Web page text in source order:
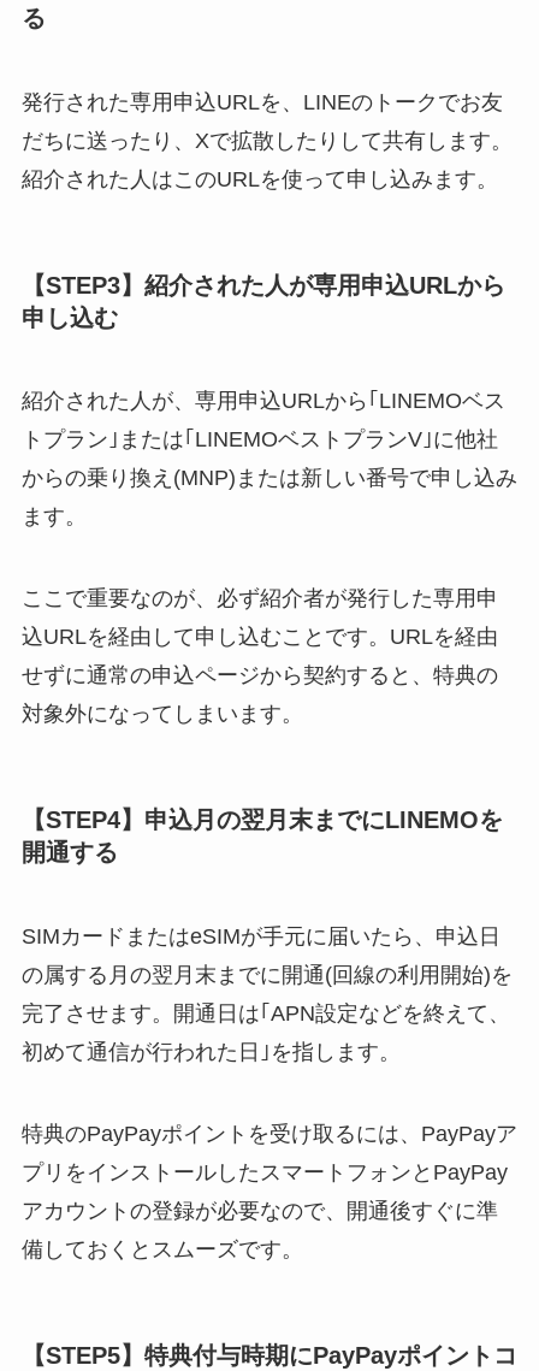
る
発行された専用申込URLを、LINEのトークでお友
だちに送ったり、Xで拡散したりして共有します。
紹介された人はこのURLを使って申し込みます。
【STEP3】紹介された人が専用申込URLから
申し込む
紹介された人が、専用申込URLから｢LINEMOベス
トプラン｣または｢LINEMOベストプランV｣に他社
からの乗り換え(MNP)または新しい番号で申し込み
ます。
ここで重要なのが、必ず紹介者が発行した専用申
込URLを経由して申し込むことです。URLを経由
せずに通常の申込ページから契約すると、特典の
対象外になってしまいます。
【STEP4】申込月の翌月末までにLINEMOを
開通する
SIMカードまたはeSIMが手元に届いたら、申込日
の属する月の翌月末までに開通(回線の利用開始)を
完了させます。開通日は｢APN設定などを終えて、
初めて通信が行われた日｣を指します。
特典のPayPayポイントを受け取るには、PayPayア
プリをインストールしたスマートフォンとPayPay
アカウントの登録が必要なので、開通後すぐに準
備しておくとスムーズです。
【STEP5】特典付与時期にPayPayポイントコ